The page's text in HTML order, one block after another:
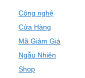
Công nghệ
Cửa Hàng
Mã Giảm Giá
Ngẫu Nhiên
Shop